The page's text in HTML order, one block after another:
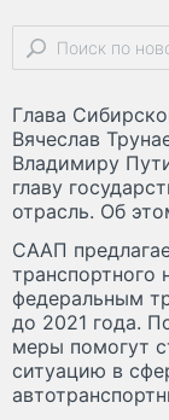
Глава
Вячеслав
Владимиру
главу
отрасль. Об
СААП
транспортного
федеральным
до 2021 года.
меры помогут
ситуацию в